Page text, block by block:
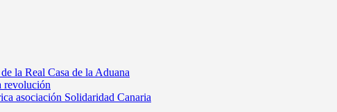
la Real Casa de la Aduana
revolución
asociación Solidaridad Canaria